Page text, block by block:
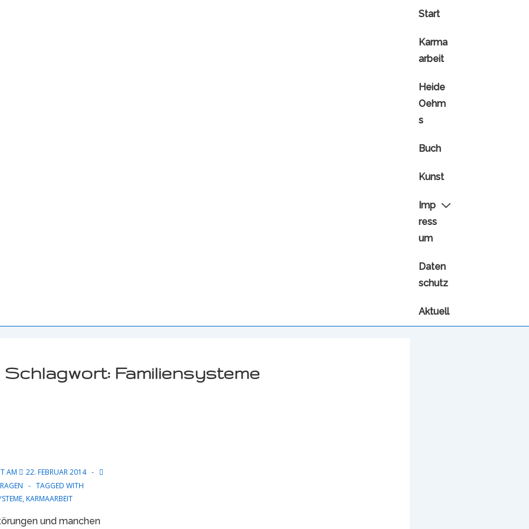
Hauptnavigation
Start
Karma
arbeit
Heide
Oehm
s
Buch
Kunst
Imp
ress
um
Daten
schutz
Aktuell
Schlagwort: Familiensysteme
AM
22. FEBRUAR 2014
TAGGED WITH
,KARMAARBEIT
und manchen